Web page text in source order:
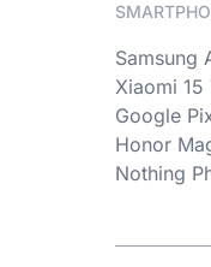
Samsung
Xiaomi 15
Google
Honor
Nothing